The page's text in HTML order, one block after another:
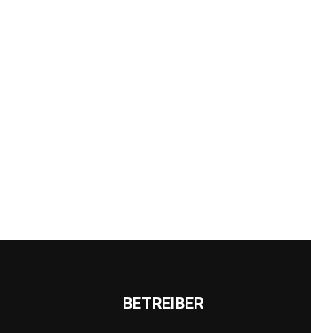
BETREIBER